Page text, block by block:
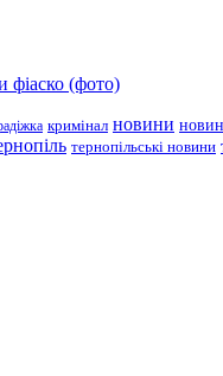
фіаско (фото)
кримінал новини
тернопільські новини